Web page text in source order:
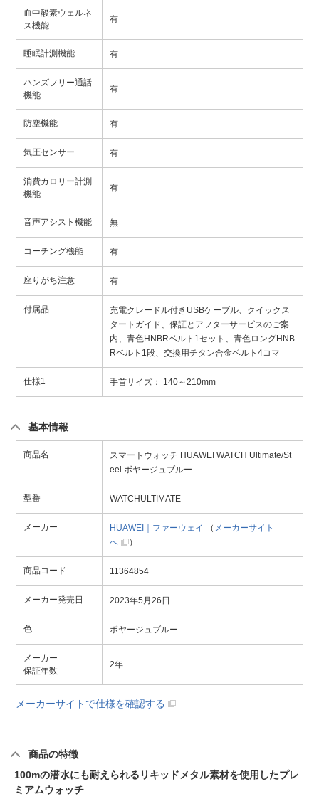
血中酸素ウェルネ
ス機能
有
睡眠計測機能 有
ハンズフリー通話
機能
有
防塵機能 有
気圧センサー 有
消費カロリー計測
機能
有
音声アシスト機能 無
コーチング機能 有
座りがち注意 有
付属品
充電クレードル付きUSBケーブル、クイックス
タートガイド、保証とアフターサービスのご案
内、青色HNBRベルト1セット、青色ロングHNB
Rベルト1段、交換用チタン合金ベルト4コマ
仕様1 手首サイズ： 140～210mm
基本情報
商品名
スマートウォッチ HUAWEI WATCH Ultimate/St
eel ボヤージュブルー
型番 WATCHULTIMATE
メーカー HUAWEI｜ファーウェイ （ メーカーサイト
へ
）
商品コード 11364854
メーカー発売日 2023年5月26日
色 ボヤージュブルー
メーカー
保証年数
2年
メーカーサイトで仕様を確認する
商品の特徴
100mの潜水にも耐えられるリキッドメタル素材を使用したプレ
ミアムウォッチ